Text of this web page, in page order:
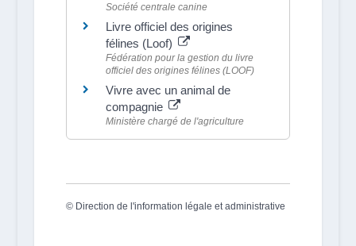
Société centrale canine
Livre officiel des origines
félines (Loof)
Fédération pour la gestion du livre
officiel des origines félines (LOOF)
Vivre avec un animal de
compagnie
Ministère chargé de l'agriculture
© Direction de l'information légale et administrative